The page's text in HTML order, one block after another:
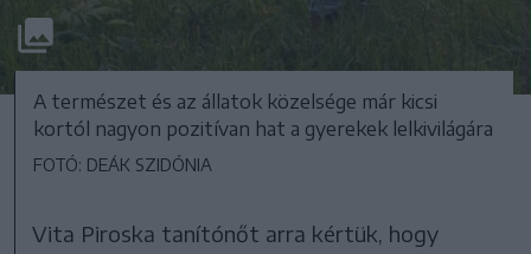
A természet és az állatok közelsége már kicsi
kortól nagyon pozitívan hat a gyerekek lelkivilágára
FOTÓ: DEÁK SZIDÓNIA
Vita Piroska tanítónőt arra kértük, hogy